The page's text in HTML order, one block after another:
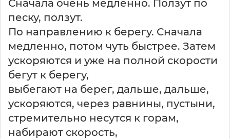
Сначала очень медленно. Ползут по
песку, ползут.
По направлению к берегу. Сначала
медленно, потом чуть быстрее. Затем
ускоряются и уже на полной скорости
бегут к берегу,
выбегают на берег, дальше, дальше,
ускоряются, через равнины, пустыни,
стремительно несутся к горам,
набирают скорость,